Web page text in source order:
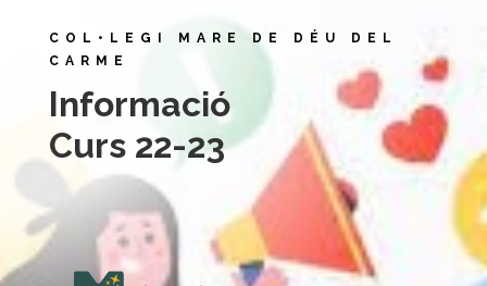
COL•LEGI MARE DE DÉU DEL
CARME
Informació
Curs 22-23